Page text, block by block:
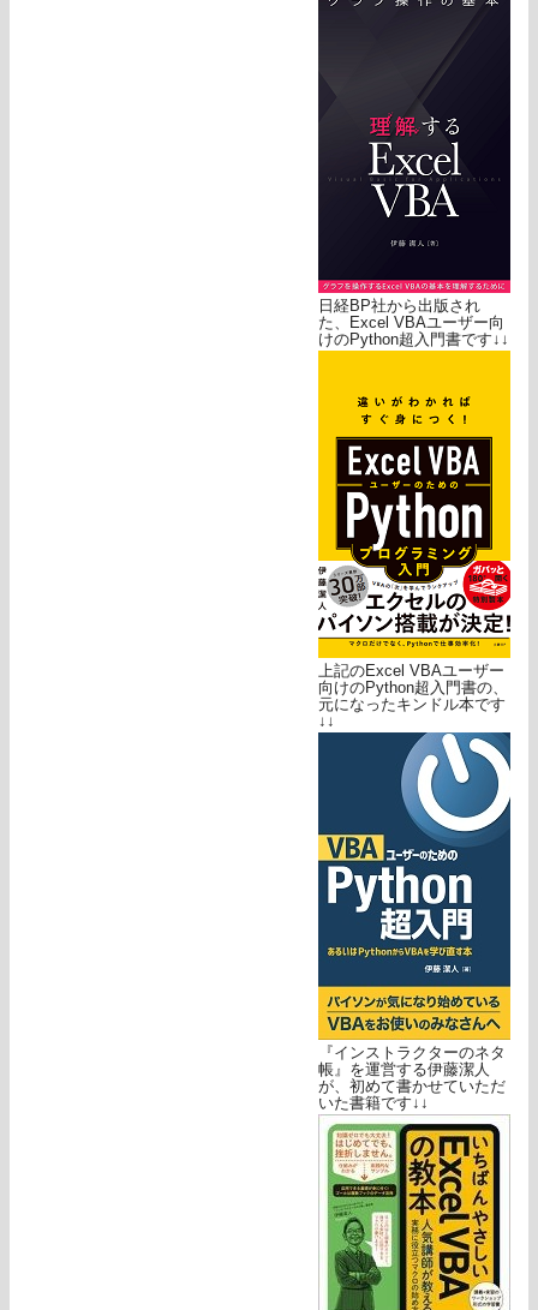
日経BP社から出版され
た、Excel VBAユーザー向
けのPython超入門書です↓↓
上記のExcel VBAユーザー
向けのPython超入門書の、
元になったキンドル本です
↓↓
『インストラクターのネタ
帳』を運営する伊藤潔人
が、初めて書かせていただ
いた書籍です↓↓